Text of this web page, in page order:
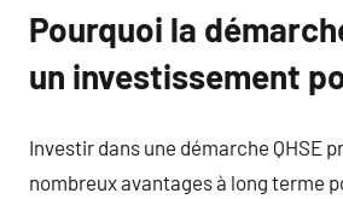
Pourquoi la
un investissement
Investir dans une démarche QHSE
nombreux avantages à long terme